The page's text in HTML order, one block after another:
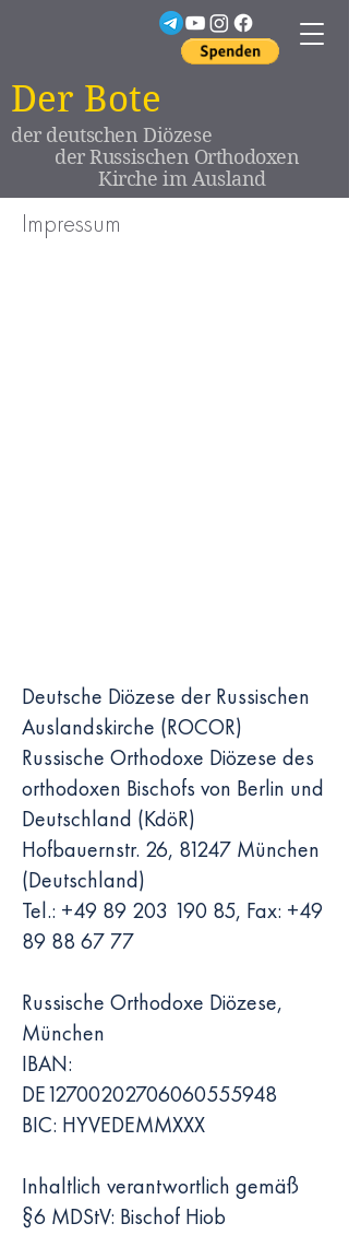
Der Bote
der deutschen Diözese
der Russischen Orthodoxen
Kirche im Ausland
Impressum
Deutsche Diözese der Russischen
Auslandskirche (ROCOR)
Russische Orthodoxe Diözese des
orthodoxen Bischofs von Berlin und
Deutschland (KdöR)
Hofbauernstr. 26, 81247 München
(Deutschland)
Tel.: +49 89 203 190 85, Fax: +49
89 88 67 77
Russische Orthodoxe Diözese,
München
IBAN:
DE12700202706060555948
BIC: HYVEDEMMXXX
Inhaltlich verantwortlich gemäß
§6 MDStV: Bischof Hiob